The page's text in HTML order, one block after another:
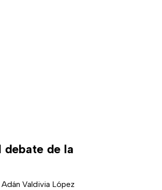
debate de la
Valdivia López